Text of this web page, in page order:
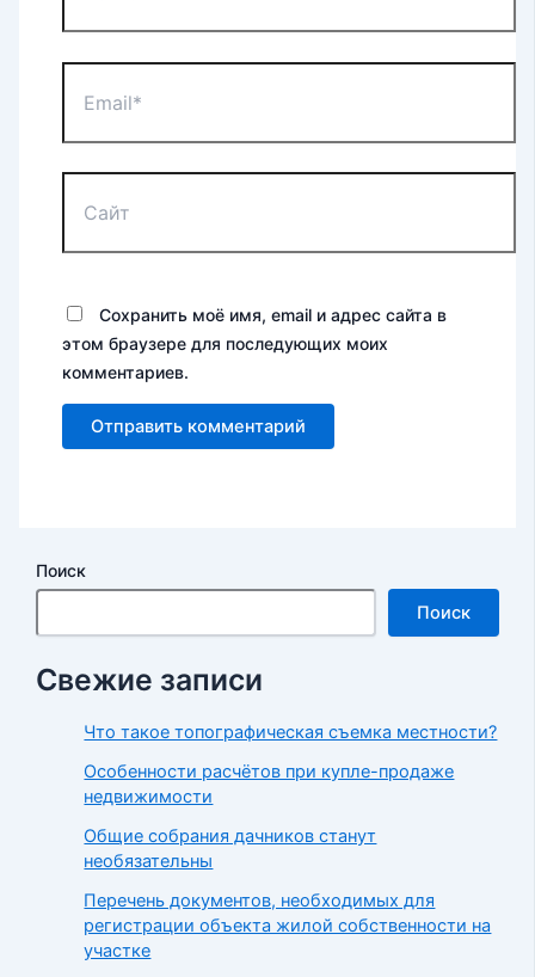
Сохранить моё имя, email и адрес сайта в
этом браузере для последующих моих
комментариев.
Поиск
Поиск
Свежие записи
Что такое топографическая съемка местности?
Особенности расчётов при купле-продаже
недвижимости
Общие собрания дачников станут
необязательны
Перечень документов, необходимых для
регистрации объекта жилой собственности на
участке